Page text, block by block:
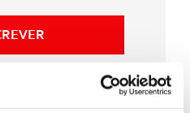
em ambas as